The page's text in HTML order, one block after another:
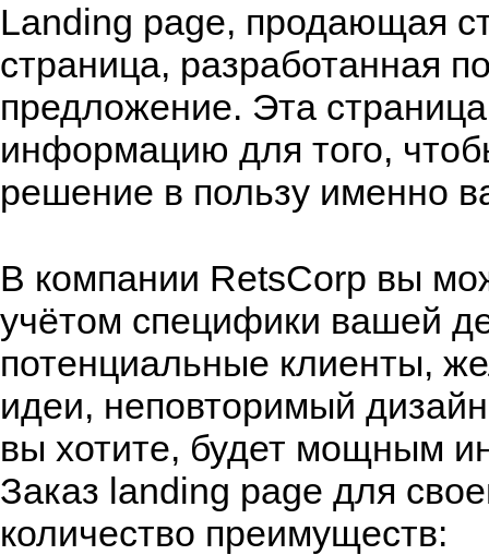
Landing page, продающая
страница, разработанная
предложение. Эта
информацию для того,
решение в пользу именно
В компании RetsCorp вы
учётом специфики вашей
потенциальные клиенты,
идеи, неповторимый
вы хотите, будет мощным
Заказ landing page для
количество преимуществ: